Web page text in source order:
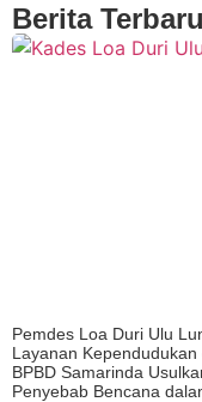
Berita Terbaru
Pemdes Loa Duri Ulu
Layanan Kependudukan
BPBD Samarinda
Penyebab Bencana